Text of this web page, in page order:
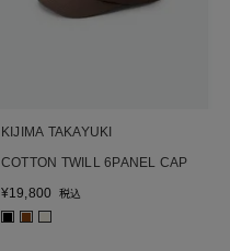
KIJIMA TAKAYUKI
COTTON TWILL 6PANEL CAP
¥19,800 税込